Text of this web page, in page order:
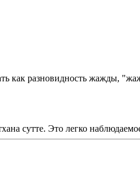
как разновидность жажды,
сутте. Это легко